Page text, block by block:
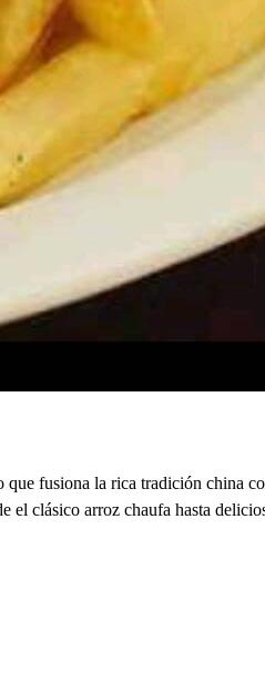
fusiona la rica tradición china
clásico arroz chaufa hasta